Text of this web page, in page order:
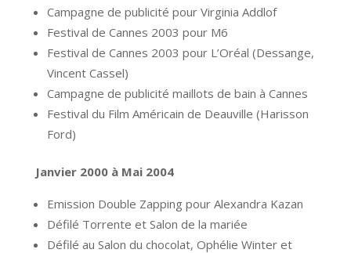
Campagne de publicité pour Virginia Addlof
Festival de Cannes 2003 pour M6
Festival de Cannes 2003 pour L’Oréal (Dessange,
Vincent Cassel)
Campagne de publicité maillots de bain à Cannes
Festival du Film Américain de Deauville (Harisson
Ford)
Janvier 2000 à Mai 2004
Emission Double Zapping pour Alexandra Kazan
Défilé Torrente et Salon de la mariée
Défilé au Salon du chocolat, Ophélie Winter et